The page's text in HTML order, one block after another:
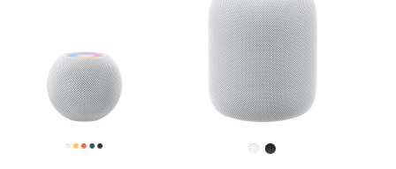
了
解
HomePod<